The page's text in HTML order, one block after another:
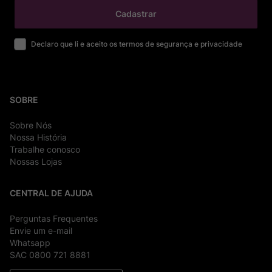
Cadastrar
Declaro que li e aceito os termos de segurança e privacidade
SOBRE
Sobre Nós
Nossa História
Trabalhe conosco
Nossas Lojas
CENTRAL DE AJUDA
Perguntas Frequentes
Envie um e-mail
Whatsapp
SAC 0800 721 8881